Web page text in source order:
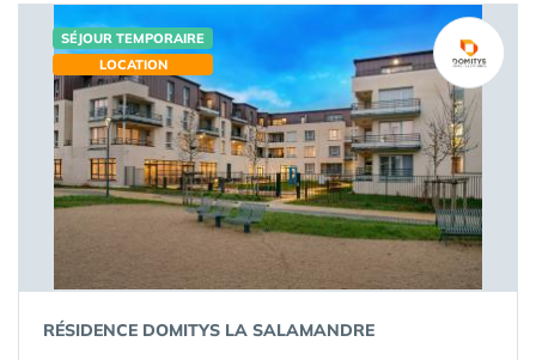
SÉJOUR TEMPORAIRE
LOCATION
RÉSIDENCE DOMITYS LA SALAMANDRE